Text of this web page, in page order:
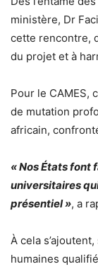
ministère, Dr
cette rencontre,
du projet et à
Pour le CAMES,
de mutation
africain,
« Nos États font
universitaires
présentiel », a
À cela
humaines